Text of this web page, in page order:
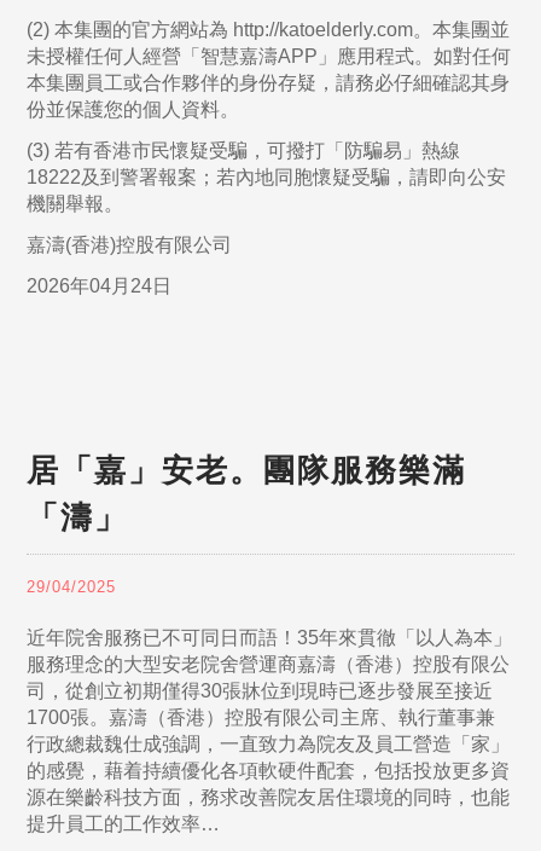
(2) 本集團的官方網站為 http://katoelderly.com。本集團並
未授權任何人經營「智慧嘉濤APP」應用程式。如對任何
本集團員工或合作夥伴的身份存疑，請務必仔細確認其身
份並保護您的個人資料。
(3) 若有香港市民懷疑受騙，可撥打「防騙易」熱線
18222及到警署報案；若內地同胞懷疑受騙，請即向公安
機關舉報。
嘉濤(香港)控股有限公司
2026年04月24日
居「嘉」安老。團隊服務樂滿
「濤」
29/04/2025
近年院舍服務已不可同日而語！35年來貫徹「以人為本」
服務理念的大型安老院舍營運商嘉濤（香港）控股有限公
司，從創立初期僅得30張牀位到現時已逐步發展至接近
1700張。嘉濤（香港）控股有限公司主席、執行董事兼
行政總裁魏仕成強調，一直致力為院友及員工營造「家」
的感覺，藉着持續優化各項軟硬件配套，包括投放更多資
源在樂齡科技方面，務求改善院友居住環境的同時，也能
提升員工的工作效率…